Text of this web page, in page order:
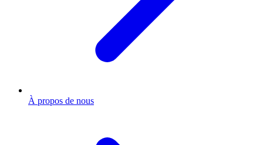
À propos de nous